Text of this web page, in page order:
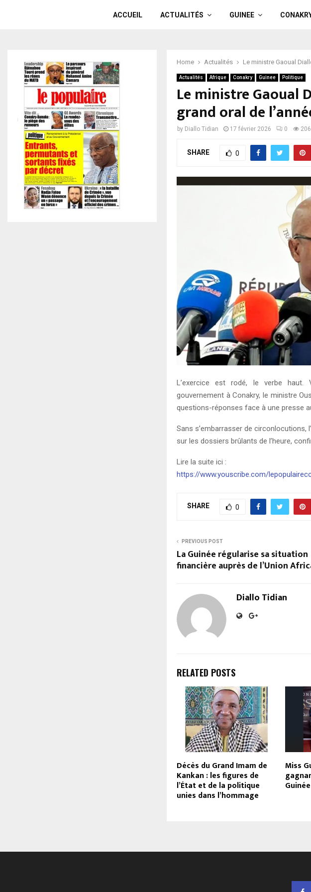
ACCUEIL ACTUALITÉS GUINEE
Home Actualités Le ministre Gaoual
Actualités Afrique Conakry Guinee Politique
Le ministre Gaoual
grand oral de
by Diallo Tidian 17 février 2026 0 206
SHARE 0
L’exercice est rodé, le verbe haut.
gouvernement à Conakry, le ministre
questions-réponses face à une presse
Sans s’embarrasser de circonlocutions,
sur les dossiers brûlants de l’heure,
Lire la suite ici :
https://www.youscribe.com/
SHARE 0
PREVIOUS POST
La Guinée régularise sa situation
financière auprès de l’Union
Diallo Tidian
RELATED POSTS
Décès du Grand Imam de
Kankan : les figures de
l’État et de la politique
unies dans l’hommage
Miss
Guinée